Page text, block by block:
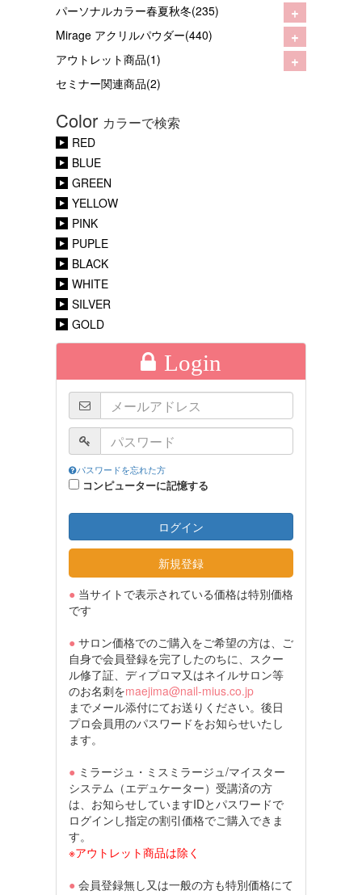
パーソナルカラー春夏秋冬(235) +
Mirage アクリルパウダー(440) +
アウトレット商品(1) +
セミナー関連商品(2)
Color カラーで検索
RED
BLUE
GREEN
YELLOW
PINK
PUPLE
BLACK
WHITE
SILVER
GOLD
Login
パスワードを忘れた方
コンピューターに記憶する
ログイン
新規登録
● 当サイトで表示されている価格は特別価格
です
● サロン価格でのご購入をご希望の方は、ご
自身で会員登録を完了したのちに、スクー
ル修了証、ディプロマ又はネイルサロン等
のお名刺をmaejima@nail-mius.co.jp
までメール添付にてお送りください。後日
プロ会員用のパスワードをお知らせいたし
ます。
● ミラージュ・ミスミラージュ/マイスター
システム（エデュケーター）受講済の方
は、お知らせしていますIDとパスワードで
ログインし指定の割引価格でご購入できま
す。
※アウトレット商品は除く
● 会員登録無し又は一般の方も特別価格にて